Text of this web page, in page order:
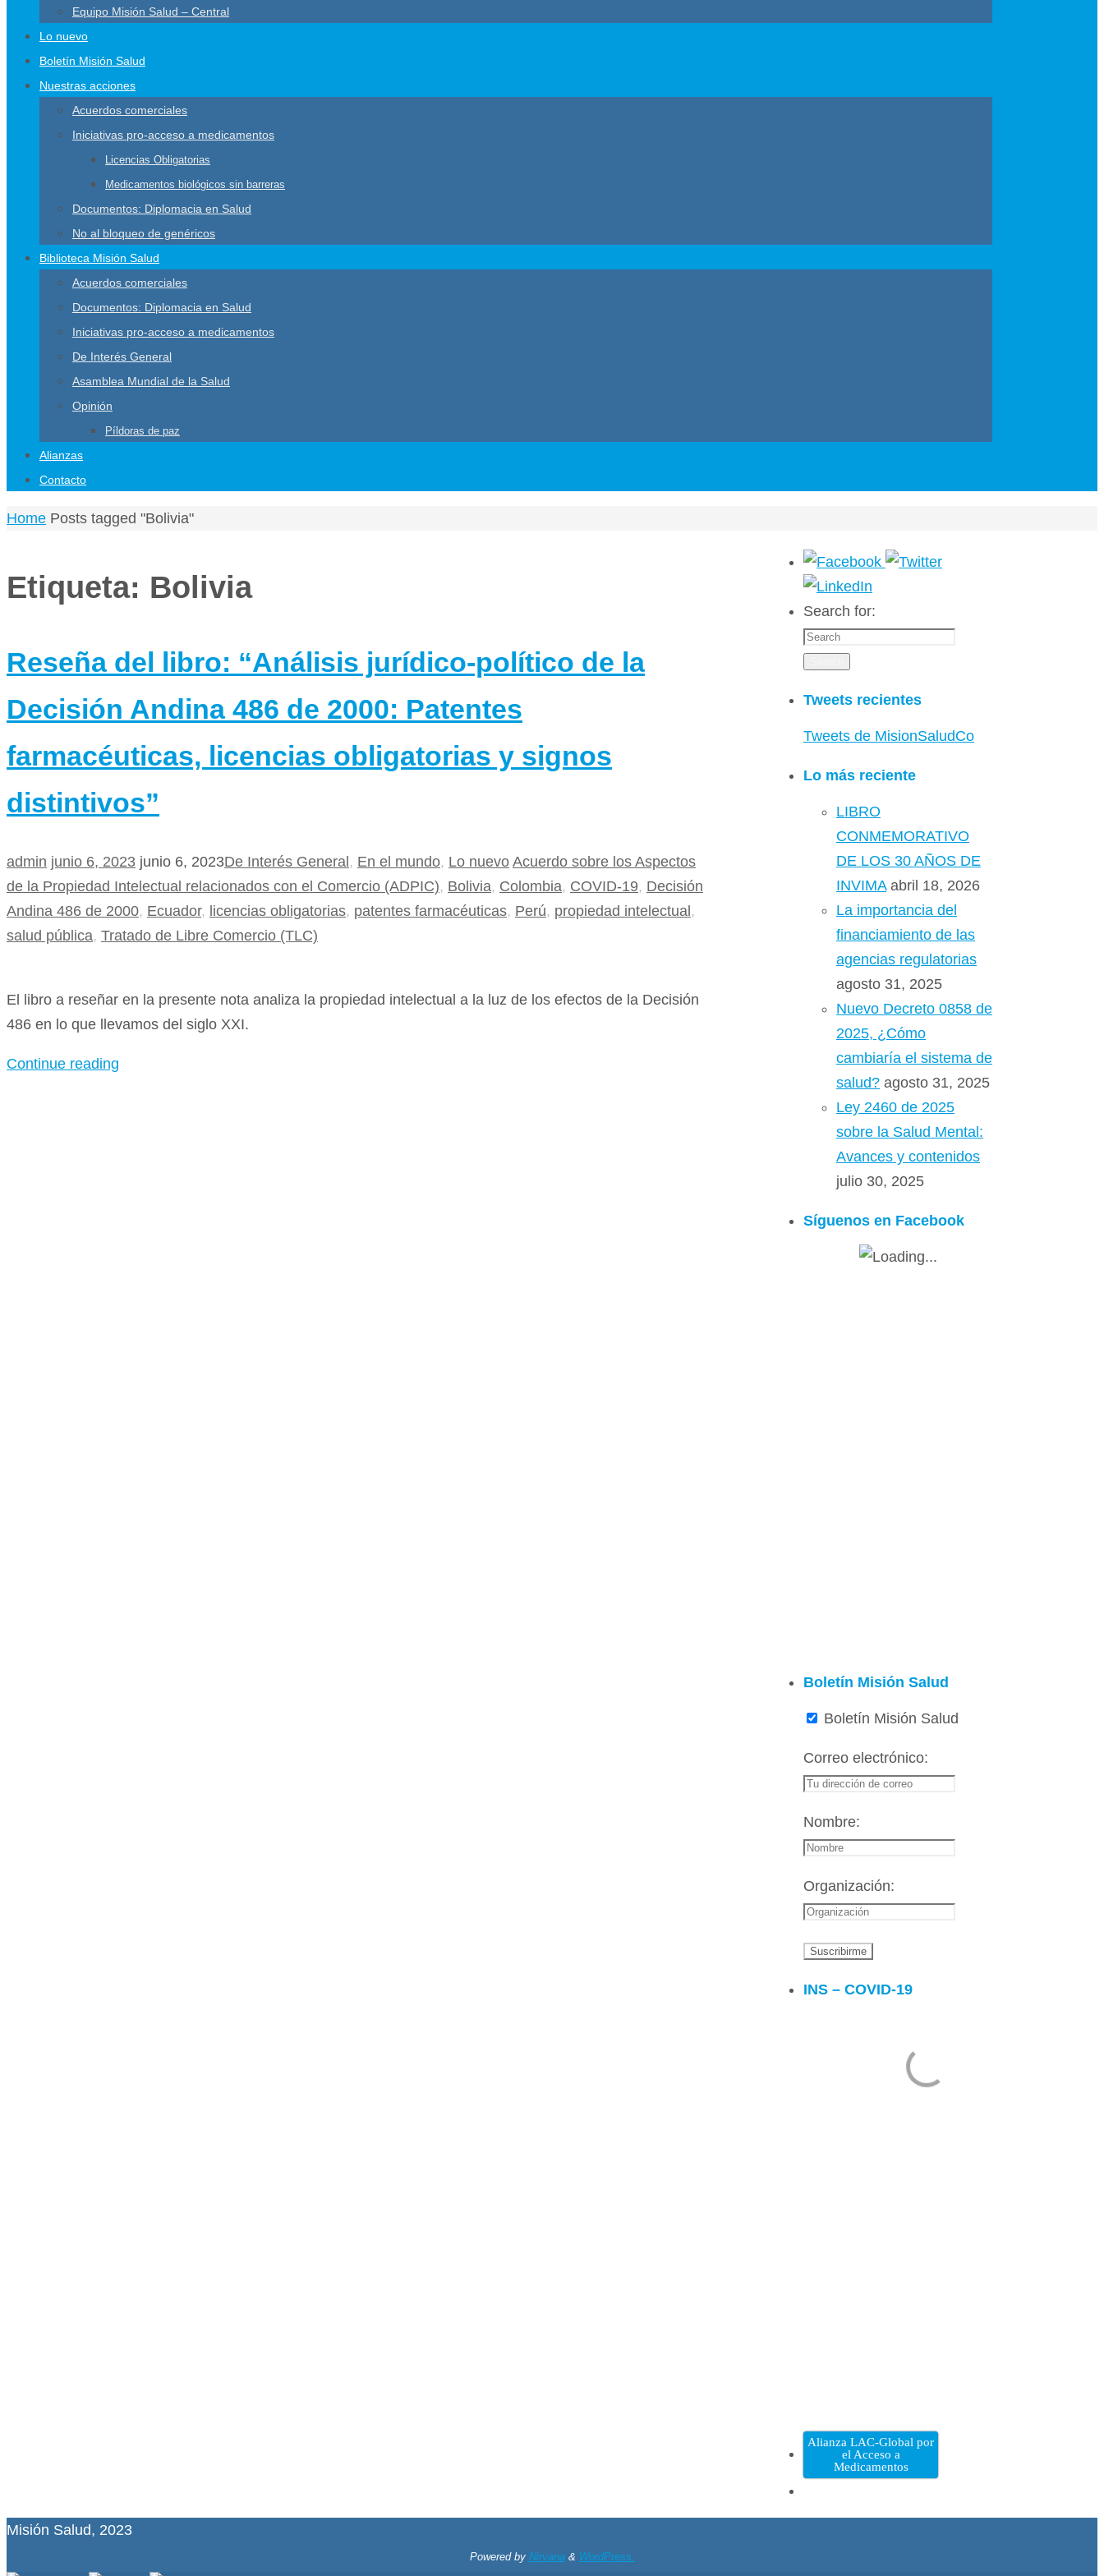
Equipo Misión Salud – Central
Lo nuevo
Boletín Misión Salud
Nuestras acciones
Acuerdos comerciales
Iniciativas pro-acceso a medicamentos
Licencias Obligatorias
Medicamentos biológicos sin barreras
Documentos: Diplomacia en Salud
No al bloqueo de genéricos
Biblioteca Misión Salud
Acuerdos comerciales
Documentos: Diplomacia en Salud
Iniciativas pro-acceso a medicamentos
De Interés General
Asamblea Mundial de la Salud
Opinión
Píldoras de paz
Alianzas
Contacto
Home Posts tagged "Bolivia"
Etiqueta: Bolivia
Reseña del libro: “Análisis jurídico-político de la
Decisión Andina 486 de 2000: Patentes
farmacéuticas, licencias obligatorias y signos
distintivos”
admin junio 6, 2023 junio 6, 2023De Interés General , En el mundo, Lo nuevo Acuerdo sobre los Aspectos
de la Propiedad Intelectual relacionados con el Comercio (ADPIC), Bolivia, Colombia, COVID-19, Decisión
Andina 486 de 2000, Ecuador, licencias obligatorias, patentes farmacéuticas, Perú, propiedad intelectual ,
salud pública, Tratado de Libre Comercio (TLC)
El libro a reseñar en la presente nota analiza la propiedad intelectual a la luz de los efectos de la Decisión
486 en lo que llevamos del siglo XXI.
Continue reading
Search for:
Tweets recientes
Tweets de MisionSaludCo
Lo más reciente
LIBRO
CONMEMORATIVO
DE LOS 30 AÑOS DE
INVIMA abril 18, 2026
La importancia del
financiamiento de las
agencias regulatorias
agosto 31, 2025
Nuevo Decreto 0858 de
2025, ¿Cómo
cambiaría el sistema de
salud? agosto 31, 2025
Ley 2460 de 2025
sobre la Salud Mental:
Avances y contenidos
julio 30, 2025
Síguenos en Facebook
Boletín Misión Salud
Boletín Misión Salud
Correo electrónico:
Nombre:
Organización:
INS – COVID-19
Alianza LAC-Global por
el Acceso a
Medicamentos
Misión Salud, 2023
Powered by Nirvana& WordPress.